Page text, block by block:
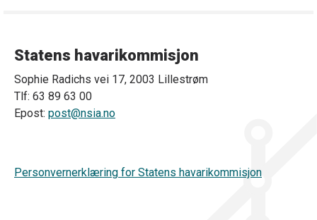
Statens havarikommisjon
Sophie Radichs vei 17, 2003 Lillestrøm
Tlf: 63 89 63 00
Epost: post@nsia.no
Personvernerklæring for Statens havarikommisjon